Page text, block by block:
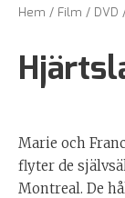
Hem / Film / DVD
Marie och
flyter de
Montreal. De